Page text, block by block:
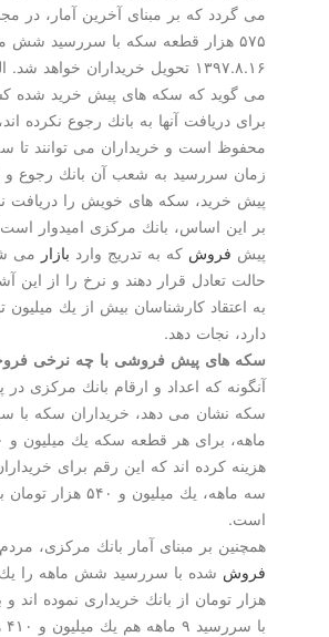
می گردد كه بر مبنای آخرین آمار، در مجموع ۲ میلیون
هزار قطعه سكه با سررسید شش ماهه تا تاریخ
۱۳۹۷.۸.۱۶ تحویل خریداران خواهد شد. البته بانك
كه سكه های پیش خرید شده كسانی كه تابحال
آنها به بانك رجوع نكرده اند، نزد بانك عامل
است و خریداران می توانند تا سه ماه بعد از
سررسید به شعب آن بانك رجوع و با عرضه رسید
سكه های خویش را دریافت نمایند.
اساس، بانك مركزی امیدوار است كه سكه های
كه به تدریج واردبازارمی شوند،بازاررا
قرار دهند و نرخ را از این آشفتگی كنونی
كارشناسان بیش از یك میلیون تومان حباب
نجات دهد.
پیش فروشی با چه نرخی فروخته شده بود؟
كه اعداد و ارقام بانك مركزی در پیشفروش
می دهد، خریداران سكه با سررسیدهای یك
ماهه، برای هر قطعه سكه یك میلیون و ۵۹۰ هزار تومان
كرده اند كه این رقم برای خریداران با پیش
سه ماهه، یك میلیون و ۵۴۰ هزار تومان به ثبت رسیده
بر مبنای آمار بانك مركزی، مردم سكه های پیش
شده با سررسید شش ماهه را یك میلیون و ۴۷۵
از بانك خریداری نموده اند و برای سكه های
با سررسید ۹ ماهه هم یك میلیون و ۴۱۰ هزار تومان به